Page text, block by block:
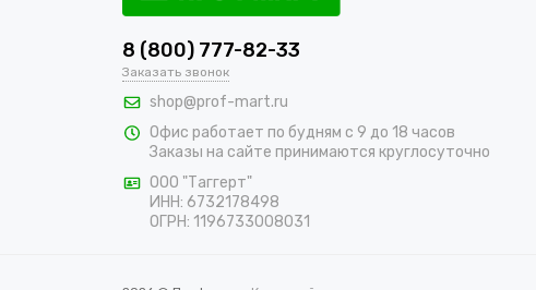
8 (800) 777-82-33
Заказать звонок
shop@prof-mart.ru
Офис работает по будням с 9 до 18 часов
Заказы на сайте принимаются круглосуточно
ООО "Таггерт"
ИНН: 6732178498
ОГРН: 1196733008031